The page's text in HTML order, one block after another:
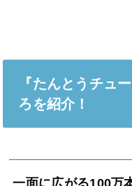
『たんとうチュ
ろを紹介！